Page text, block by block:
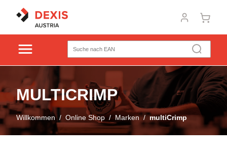
MULTICRIMP
Willkommen / Online Shop / Marken / multiCrimp